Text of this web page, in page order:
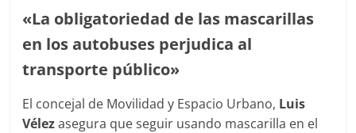
«La obligatoriedad de las mascarillas
en los autobuses perjudica al
transporte público»
El concejal de Movilidad y Espacio Urbano, Luis
Vélezasegura que seguir usando mascarilla en el